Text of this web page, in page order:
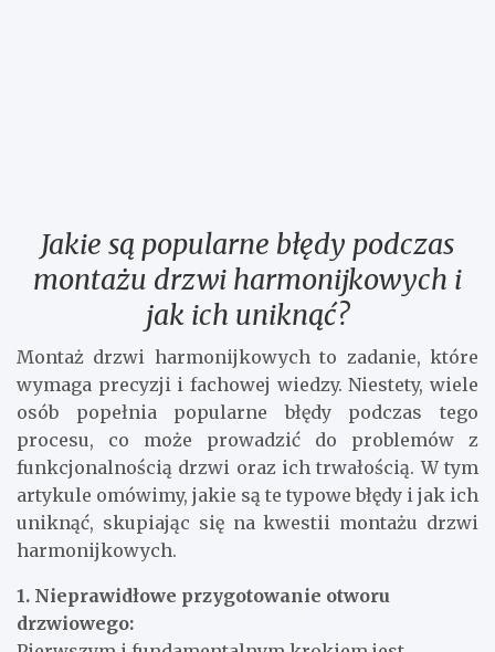
Jakie są popularne błędy podczas
montażu drzwi harmonijkowych i
jak ich uniknąć?
Montaż drzwi harmonijkowych to zadanie, które
wymaga precyzji i fachowej wiedzy. Niestety, wiele
osób popełnia popularne błędy podczas tego
procesu, co może prowadzić do problemów z
funkcjonalnością drzwi oraz ich trwałością. W tym
artykule omówimy, jakie są te typowe błędy i jak ich
uniknąć, skupiając się na kwestii montażu drzwi
harmonijkowych.